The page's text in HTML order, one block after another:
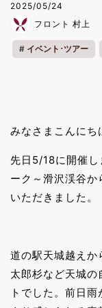
2025/05/24
フロント 村上
イベント･ツアー
みなさまこんにち
先日5/18に開催し
ーク～滑沢渓谷か
いただきました。
道の駅天城越えか
太郎杉など天城
トでした。前日